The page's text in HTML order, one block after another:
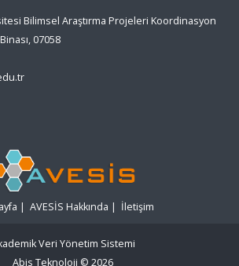
Bilimsel Araştırma Projeleri Koordinasyon
07058
| AVESİS Hakkında | İletişim
Veri Yönetim Sistemi
Abis Teknoloji © 2026